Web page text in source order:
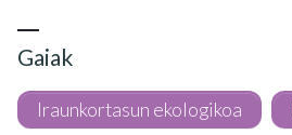
Gaiak
Iraunkortasun ekologikoa